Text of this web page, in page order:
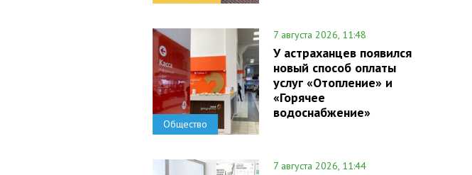
Общество
7 августа 2026, 11:48
У астраханцев появился
новый способ оплаты
услуг «Отопление» и
«Горячее
водоснабжение»
7 августа 2026, 11:44